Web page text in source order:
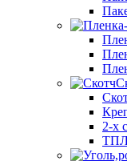
2-х
ТПЛ